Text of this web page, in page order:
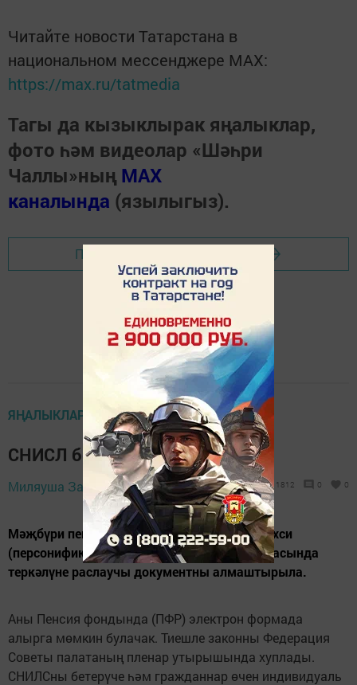
Читайте новости Татарстана в
национальном мессенджере MАХ:
https://max.ru/tatmedia
Тагы да кызыклырак яңалыклар,
фото һәм видеолар «Шәһри
Чаллы»ның MAX
каналында (язылыгыз).
Перейти на страницу новости
ЯҢАЛЫКЛАР ТАСМАСЫ
СНИСЛ бетә
Миляуша Закиева, 1 апрель 2019 - 13:30 1812 0 0
Мәҗбүри пенсия иминияте таныклыгын шәхси
(персонификацияләнгән) исәпкә алу системасында
теркәлүне раслаучы документны алмаштырыла.
Аны Пенсия фондында (ПФР) электрон формада
алырга мөмкин булачак. Тиешле законны Федерация
Советы палатаның пленар утырышында хуплады.
СНИЛСны бетерүче һәм гражданнар өчен индивидуаль